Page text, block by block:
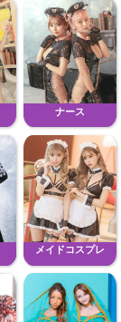
ナース
メイドコスプレ